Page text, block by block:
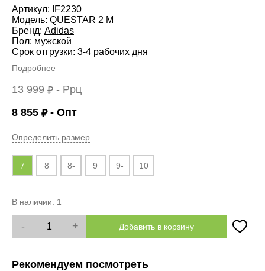
Артикул: IF2230
Модель: QUESTAR 2 M
Бренд: Adidas
Пол: мужской
Срок отгрузки: 3-4 рабочих дня
Подробнее
13 999 ₽ - Ррц
8 855 ₽- Опт
Определить размер
7 8 8- 9 9- 10
В наличии: 1
- + Добавить в корзину
Рекомендуем посмотреть